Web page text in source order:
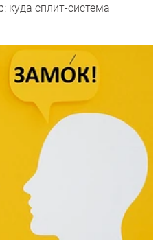
куда сплит-система